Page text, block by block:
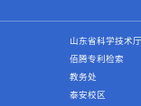
山东省科学技术厅
佰腾专利检索
教务处
泰安校区